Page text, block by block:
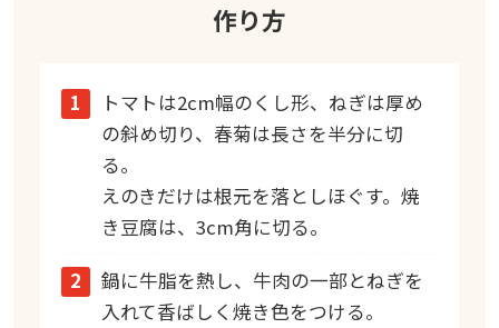
作り方
1
トマトは2cm幅のくし形、ねぎは厚め
の斜め切り、春菊は長さを半分に切
る。
えのきだけは根元を落としほぐす。焼
き豆腐は、3cm角に切る。
2
鍋に牛脂を熱し、牛肉の一部とねぎを
入れて香ばしく焼き色をつける。